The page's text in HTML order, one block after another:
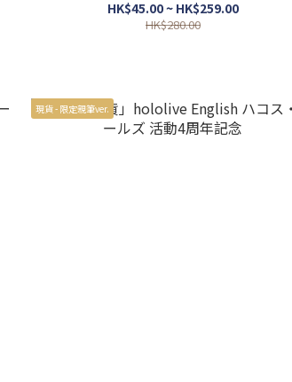
會周邊
HK$45.00 ~ HK$259.00
HK$280.00
現貨 - 限定親筆ver.